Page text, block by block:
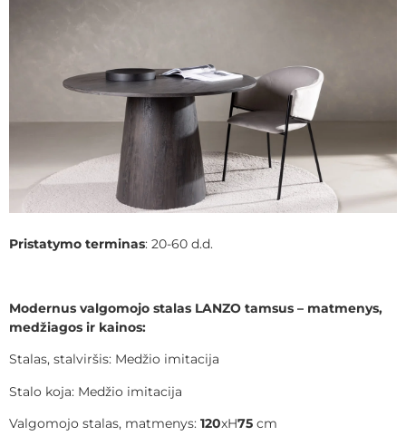
Pristatymo terminas: 20-60 d.d.
Modernus valgomojo stalas LANZO tamsus – matmenys,
medžiagos ir kainos:
Stalas, stalviršis: Medžio imitacija
Stalo koja: Medžio imitacija
Valgomojo stalas, matmenys: 120xH75 cm